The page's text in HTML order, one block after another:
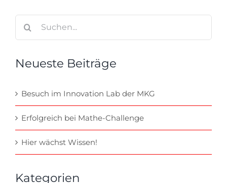
nach:
Neueste Beiträge
Besuch im Innovation Lab der MKG
Erfolgreich bei Mathe-Challenge
Hier wächst Wissen!
Kategorien